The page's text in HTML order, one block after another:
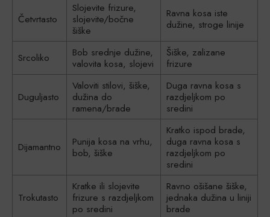
Četvrtasto
Slojevite frizure,
slojevite/bočne
šiške
Ravna kosa iste
dužine, stroge linije
Srcoliko
Bob srednje dužine,
valovita kosa, slojevi
Šiške, zalizane
frizure
Duguljasto
Valoviti stilovi, šiške,
dužina do
ramena/brade
Duga ravna kosa s
razdjeljkom po
sredini
Dijamantno
Punija kosa na vrhu,
bob, šiške
Kratko ispod brade,
duga ravna kosa s
razdjeljkom po
sredini
Trokutasto
Kratke ili slojevite
frizure s razdjeljkom
po sredini
Ravno ošišane šiške,
jednaka dužina u liniji
brade